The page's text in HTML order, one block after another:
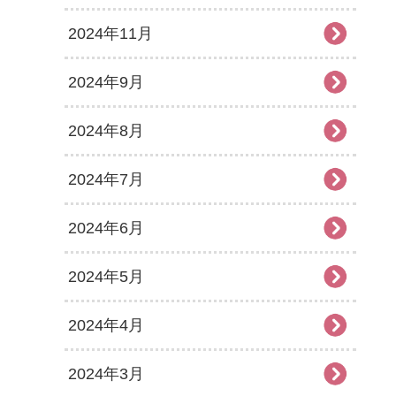
2024年11月
2024年9月
2024年8月
2024年7月
2024年6月
2024年5月
2024年4月
2024年3月